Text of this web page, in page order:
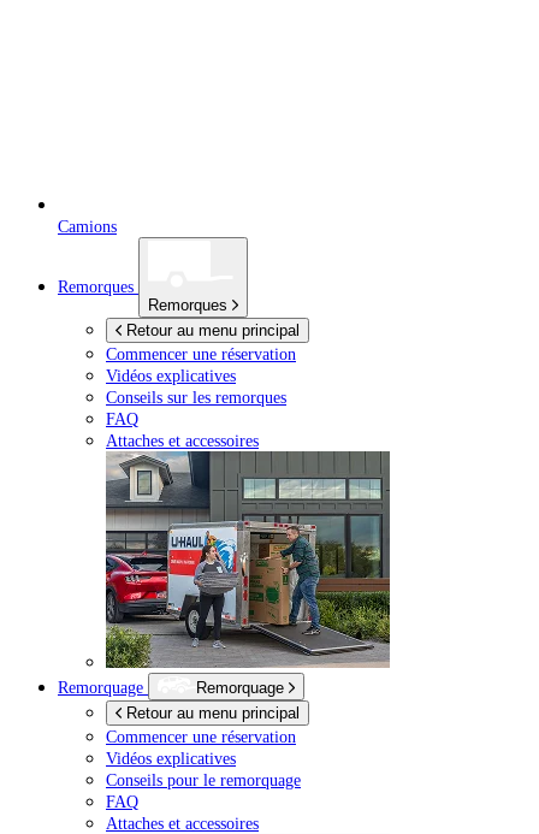
Camions
Remorques
Remorques
Retour au menu principal
Commencer une réservation
Vidéos explicatives
Conseils sur les remorques
FAQ
Attaches et accessoires
Remorquage
Remorquage
Retour au menu principal
Commencer une réservation
Vidéos explicatives
Conseils pour le remorquage
FAQ
Attaches et accessoires